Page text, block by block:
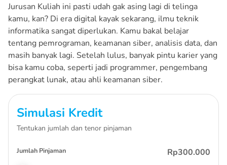
Jurusan Kuliah ini pasti udah gak asing lagi di telinga
kamu, kan? Di era digital kayak sekarang, ilmu teknik
informatika sangat diperlukan. Kamu bakal belajar
tentang pemrograman, keamanan siber, analisis data, dan
masih banyak lagi. Setelah lulus, banyak pintu karier yang
bisa kamu coba, seperti jadi programmer, pengembang
perangkat lunak, atau ahli keamanan siber.
Simulasi Kredit
Tentukan jumlah dan tenor pinjaman
Jumlah Pinjaman Rp300.000